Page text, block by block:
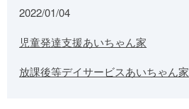
2022/01/04
児童発達支援あいちゃん家
放課後等デイサービスあいちゃん家